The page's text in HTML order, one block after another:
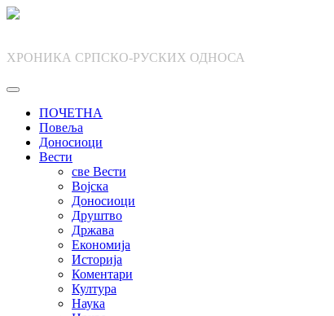
Skip
ХРОНИКА СРПСКО-РУСКИХ ОДНОСА
ПОЧЕТНА
Повеља
Доносиоци
Вести
све Вести
Војска
Доносиоци
Друштво
Држава
Економија
Историја
Коментари
Култура
Наука